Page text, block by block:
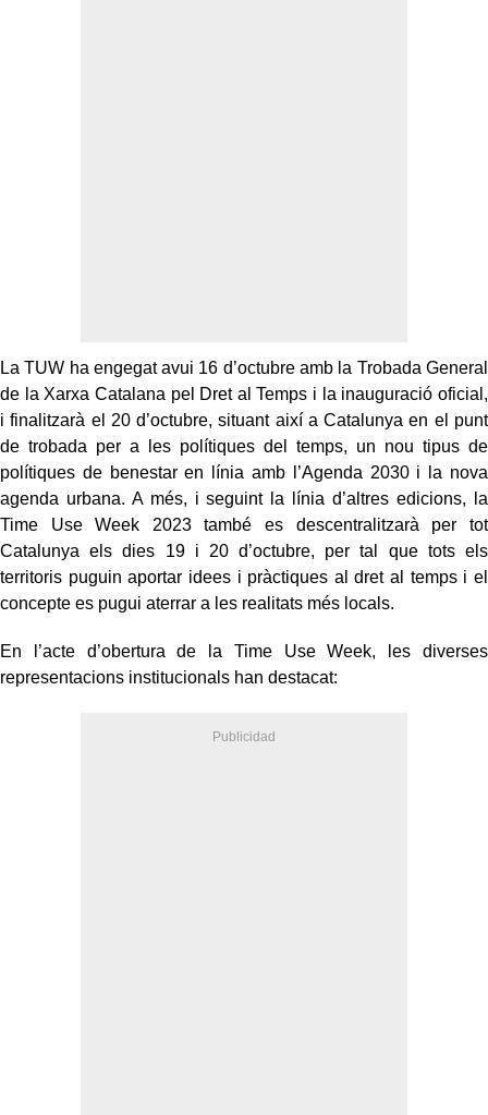
La TUW ha engegat avui 16 d’octubre amb la Trobada General
de la Xarxa Catalana pel Dret al Temps i la inauguració oficial,
i finalitzarà el 20 d’octubre, situant així a Catalunya en el punt
de trobada per a les polítiques del temps, un nou tipus de
polítiques de benestar en línia amb l’Agenda 2030 i la nova
agenda urbana. A més, i seguint la línia d’altres edicions, la
Time Use Week 2023 també es descentralitzarà per tot
Catalunya els dies 19 i 20 d’octubre, per tal que tots els
territoris puguin aportar idees i pràctiques al dret al temps i el
concepte es pugui aterrar a les realitats més locals.
En l’acte d’obertura de la Time Use Week, les diverses
representacions institucionals han destacat: